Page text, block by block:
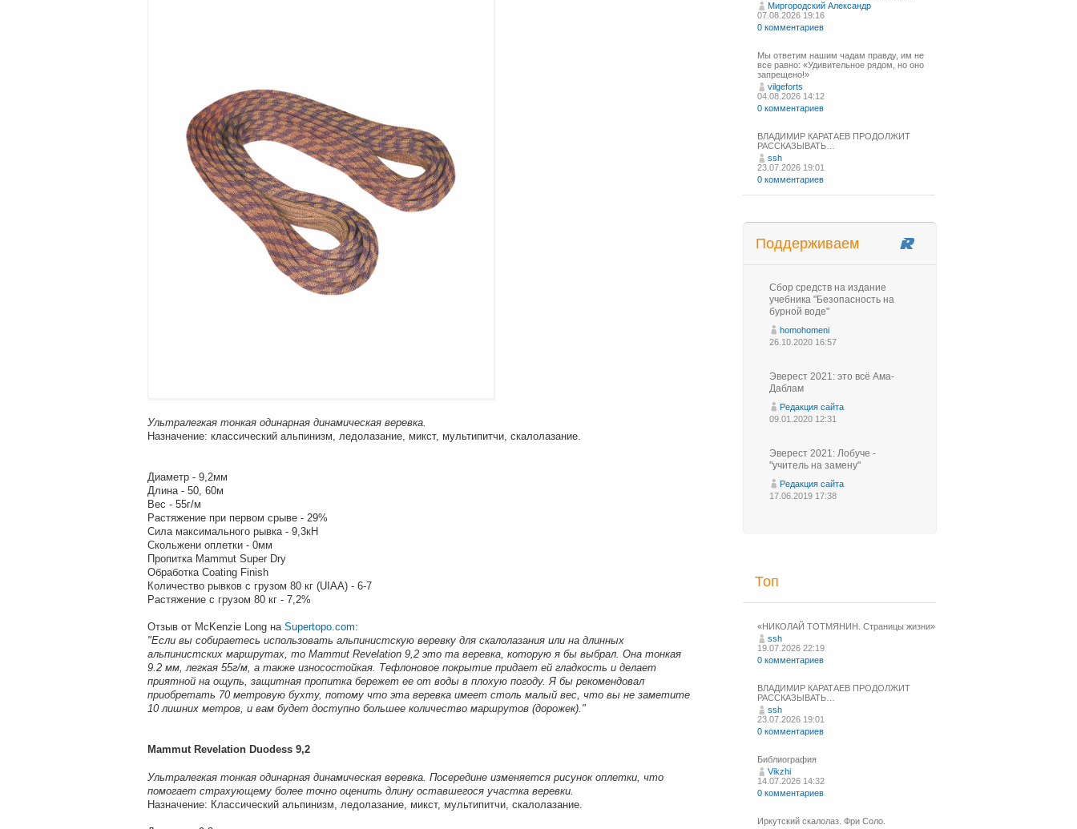
Ультралегкая тонкая одинарная динамическая веревка.
Назначение: классический альпинизм, ледолазание, микст, мультипитчи, скалолазание.
Диаметр - 9,2мм
Длина - 50, 60м
Вес - 55г/м
Растяжение при первом срыве - 29%
Сила максимального рывка - 9,3кН
Скольжени оплетки - 0мм
Пропитка Mammut Super Dry
Обработка Coating Finish
Количество рывков с грузом 80 кг (UIAA) - 6-7
Растяжение с грузом 80 кг - 7,2%
Отзыв от McKenzie Long на Supertopo.com:
"Если вы собираетесь использовать альпинистскую веревку для скалолазания или на длинных
альпинистских маршрутах, то Mammut Revelation 9,2 это та веревка, которую я бы выбрал. Она тонкая
9.2 мм, легкая 55г/м, а также износостойкая. Тефлоновое покрытие придает ей гладкость и делает
приятной на ощупь, защитная пропитка бережет ее от воды в плохую погоду. Я бы рекомендовал
приобретать 70 метровую бухту, потому что эта веревка имеет столь малый вес, что вы не заметите
10 лишних метров, и вам будет доступно большее количество маршрутов (дорожек)."
Mammut Revelation Duodess 9,2
Ультралегкая тонкая одинарная динамическая веревка. Посередине изменяется рисунок оплетки, что
помогает страхующему более точно оценить длину оставшегося участка веревки.
Назначение: Классический альпинизм, ледолазание, микст, мультипитчи, скалолазание.
Миргородский Александр
07.08.2026 19:16
0 комментариев
Мы ответим нашим чадам правду, им не
все равно: «Удивительное рядом, но оно
запрещено!»
vilgeforts
04.08.2026 14:12
0 комментариев
ВЛАДИМИР КАРАТАЕВ ПРОДОЛЖИТ
РАССКАЗЫВАТЬ…
ssh
23.07.2026 19:01
0 комментариев
Поддерживаем
Сбор средств на издание
учебника "Безопасность на
бурной воде"
homohomeni
26.10.2020 16:57
Эверест 2021: это всё Ама-
Даблам
Редакция сайта
09.01.2020 12:31
Эверест 2021: Лобуче -
"учитель на замену"
Редакция сайта
17.06.2019 17:38
Топ
«НИКОЛАЙ ТОТМЯНИН. Страницы жизни»
ssh
19.07.2026 22:19
0 комментариев
ВЛАДИМИР КАРАТАЕВ ПРОДОЛЖИТ
РАССКАЗЫВАТЬ…
ssh
23.07.2026 19:01
0 комментариев
Библиография
Vikzhi
14.07.2026 14:32
0 комментариев
Иркутский скалолаз. Фри Соло.